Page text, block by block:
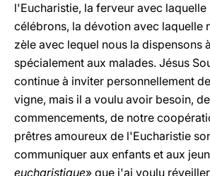
l'Eucharistie, la ferveur avec laquelle
célébrons, la dévotion avec laquelle
zèle avec lequel nous la dispensons
spécialement aux malades. Jésus
continue à inviter personnellement
vigne, mais il a voulu avoir besoin,
commencements, de notre
prêtres amoureux de l'Eucharistie
communiquer aux enfants et aux
eucharistique» que j'ai voulu